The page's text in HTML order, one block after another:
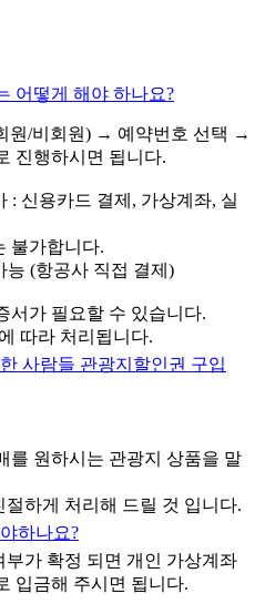
어떻게 해야 하나요?
원/비회원) → 예약번호 선택 →
진행하시면 됩니다.
: 신용카드 결제, 가상계좌, 실
불가합니다.
능 (항공사 직접 결제)
서가 필요할 수 있습니다.
따라 처리됩니다.
사람들 관광지할인권 구입
를 원하시는 관광지 상품을 말
하게 처리해 드릴 것 입니다.
하나요?
가 확정 되면 개인 가상계좌
입금해 주시면 됩니다.